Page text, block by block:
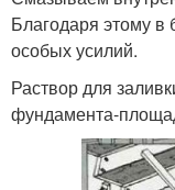
Благодаря этому
особых усилий.
Раствор для
фундамента-